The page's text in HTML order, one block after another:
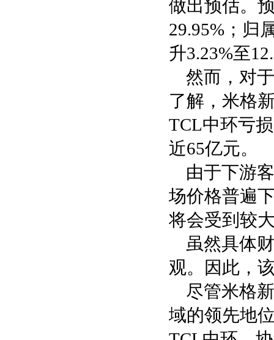
做出预估。
29.95%；归
升3.23%至
然而，对
了解，米格
TCL中环亏
近65亿元。
由于下游
场价格普遍
将会受到较
虽然具体
观。因此，
尽管米格
域的领先地